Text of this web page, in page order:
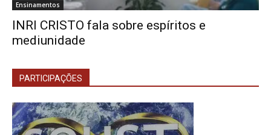
Ensinamentos
INRI CRISTO fala sobre espíritos e
mediunidade
PARTICIPAÇÕES